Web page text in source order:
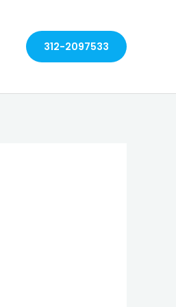
312-2097533